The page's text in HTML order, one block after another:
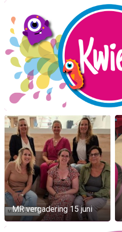
MR vergadering 15 juni